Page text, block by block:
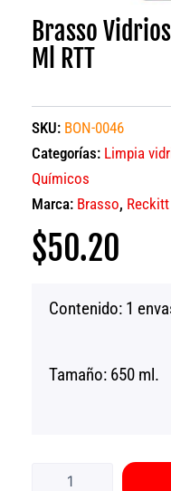
Brasso
Ml RTT
SKU: BON-0046
Categorías: Limpia
Químicos
Marca: Brasso, Reckitt
$50.20
Contenido: 1
Tamaño: 650 ml.